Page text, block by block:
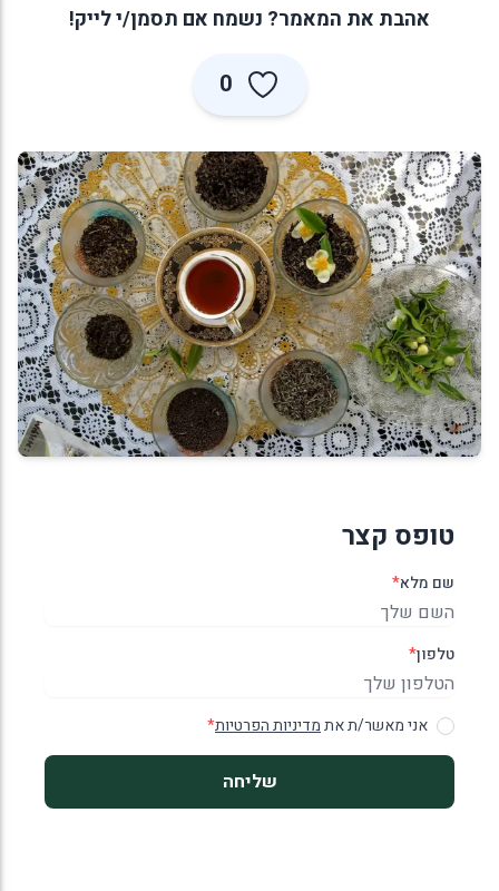
אהבת את המאמר? נשמח אם תסמן/י לייק!
0
טופס קצר
שם מלא*
טלפון*
אני מאשר/ת אתמדיניות הפרטיות*
שליחה